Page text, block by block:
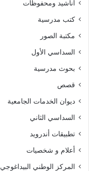
أناشيد ومحفوظات
كتب مدرسية
مكتبة الصور
السداسي الأول
بحوث مدرسية
قصص
ديوان الخدمات الجامعية
السداسي الثاني
تطبيقات أندرويد
أعلام و شخصيات
المركز الوطني البيداغوجي